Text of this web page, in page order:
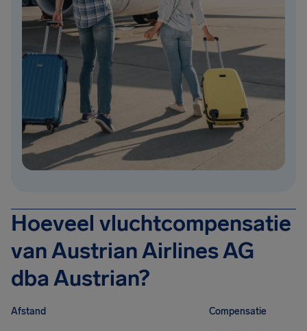
Hoeveel vluchtcompensatie
van Austrian Airlines AG
dba Austrian?
Afstand Compensatie